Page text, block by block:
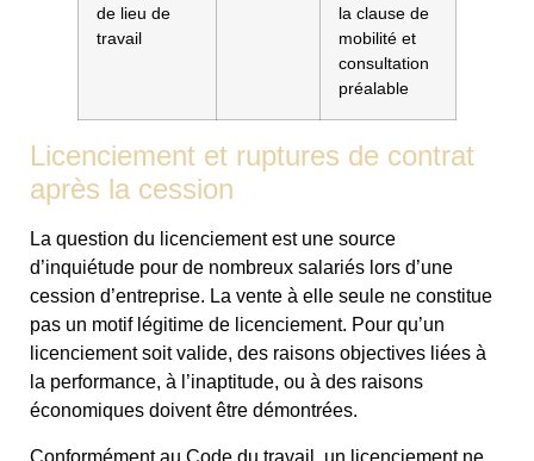
de lieu de
travail
la clause de
mobilité et
consultation
préalable
Licenciement et ruptures de contrat
après la cession
La question du licenciement est une source
d’inquiétude pour de nombreux salariés lors d’une
cession d’entreprise. La vente à elle seule ne constitue
pas un motif légitime de licenciement. Pour qu’un
licenciement soit valide, des raisons objectives liées à
la performance, à l’inaptitude, ou à des raisons
économiques doivent être démontrées.
Conformément au Code du travail, un licenciement ne